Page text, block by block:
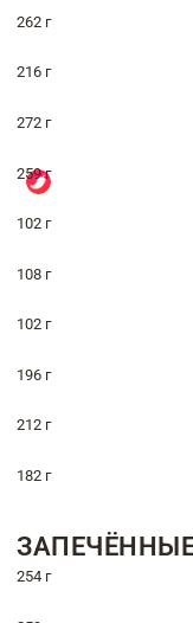
262 г
216 г
272 г
259 г
102 г
108 г
102 г
196 г
212 г
182 г
254 г